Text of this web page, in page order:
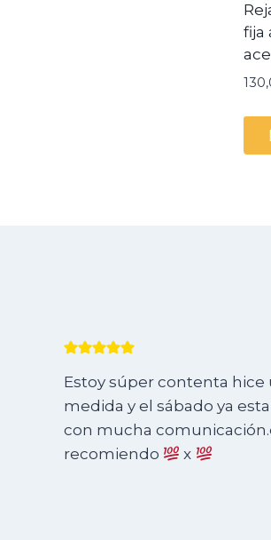
fija
Estoy súper contenta hice
medida y el sábado ya
con mucha
recomiendo
x